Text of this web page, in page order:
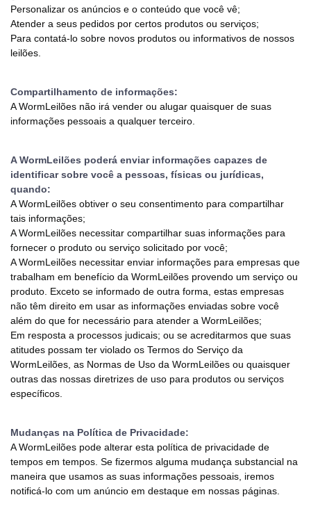
Personalizar os anúncios e o conteúdo que você vê;
Atender a seus pedidos por certos produtos ou serviços;
Para contatá-lo sobre novos produtos ou informativos de nossos
leilões.
Compartilhamento de informações:
A WormLeilões não irá vender ou alugar quaisquer de suas
informações pessoais a qualquer terceiro.
A WormLeilões poderá enviar informações capazes de
identificar sobre você a pessoas, físicas ou jurídicas,
quando:
A WormLeilões obtiver o seu consentimento para compartilhar
tais informações;
A WormLeilões necessitar compartilhar suas informações para
fornecer o produto ou serviço solicitado por você;
A WormLeilões necessitar enviar informações para empresas que
trabalham em benefício da WormLeilões provendo um serviço ou
produto. Exceto se informado de outra forma, estas empresas
não têm direito em usar as informações enviadas sobre você
além do que for necessário para atender a WormLeilões;
Em resposta a processos judicais; ou se acreditarmos que suas
atitudes possam ter violado os Termos do Serviço da
WormLeilões, as Normas de Uso da WormLeilões ou quaisquer
outras das nossas diretrizes de uso para produtos ou serviços
específicos.
Mudanças na Política de Privacidade:
A WormLeilões pode alterar esta política de privacidade de
tempos em tempos. Se fizermos alguma mudança substancial na
maneira que usamos as suas informações pessoais, iremos
notificá-lo com um anúncio em destaque em nossas páginas.